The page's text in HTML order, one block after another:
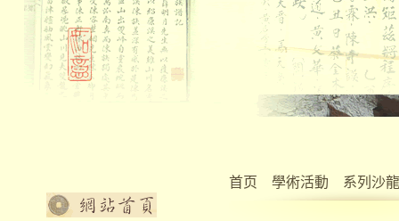
首页 學術活動 系列沙龍